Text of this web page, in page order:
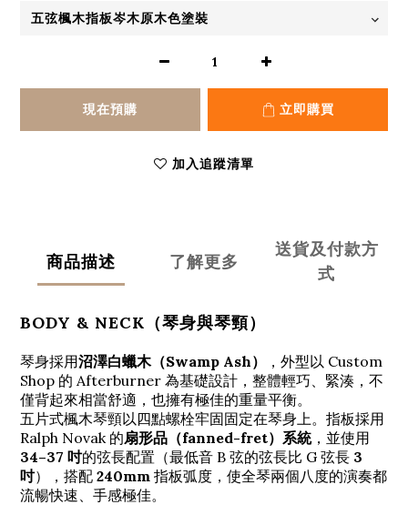
現在預購 立即購買
加入追蹤清單
商品描述 了解更多
送貨及付款方
式
BODY & NECK（琴身與琴頸）
琴身採用沼澤白蠟木（Swamp Ash）
，外型以 Custom
Shop 的 Afterburner 為基礎設計，整體輕巧、緊湊，不
僅背起來相當舒適，也擁有極佳的重量平衡。
五片式楓木琴頸以四點螺栓牢固固定在琴身上。指板採用
Ralph Novak 的扇形品（fanned-fret）系統，並使用
34–37 吋的弦長配置（最低音 B 弦的弦長比 G 弦長 3
吋），搭配 240mm 指板弧度，使全琴兩個八度的演奏都
流暢快速、手感極佳。